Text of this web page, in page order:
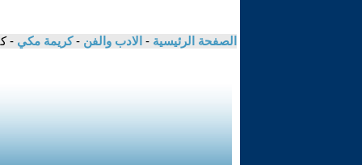
الصفحة الرئيسية - الادب والفن -كريمة مكي -